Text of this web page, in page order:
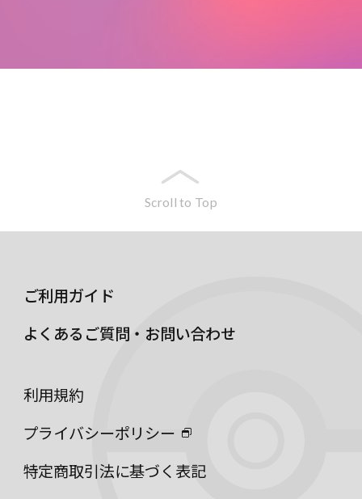
Scroll to Top
ご利用ガイド
よくあるご質問・お問い合わせ
利用規約
プライバシーポリシー
特定商取引法に基づく表記